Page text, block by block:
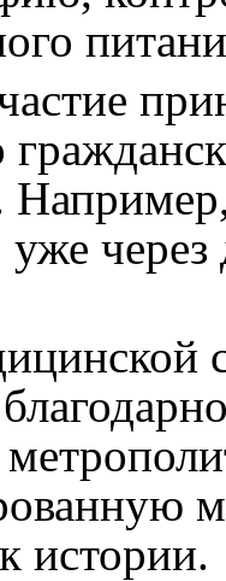
через
истории.